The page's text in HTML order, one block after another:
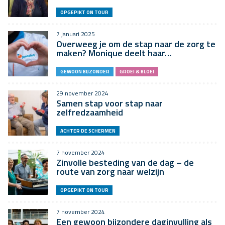
OPGEPIKT ON TOUR
7 januari 2025
Overweeg je om de stap naar de zorg te
maken? Monique deelt haar…
GEWOON BIJZONDER GROEI & BLOEI
29 november 2024
Samen stap voor stap naar
zelfredzaamheid
ACHTER DE SCHERMEN
7 november 2024
Zinvolle besteding van de dag – de
route van zorg naar welzijn
OPGEPIKT ON TOUR
7 november 2024
Een gewoon bijzondere daginvulling als